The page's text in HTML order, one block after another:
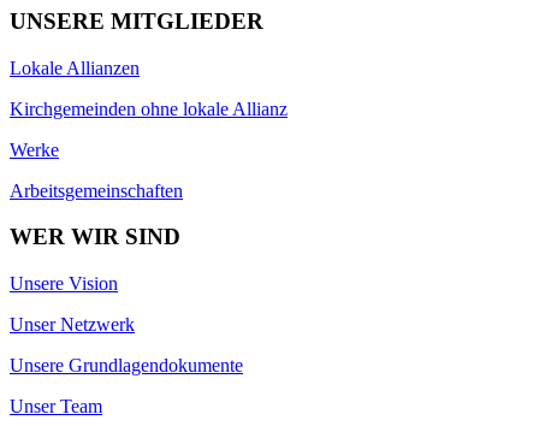
UNSERE MITGLIEDER
Lokale Allianzen
Kirchgemeinden ohne lokale Allianz
Werke
Arbeitsgemeinschaften
WER WIR SIND
Unsere Vision
Unser Netzwerk
Unsere Grundlagendokumente
Unser Team